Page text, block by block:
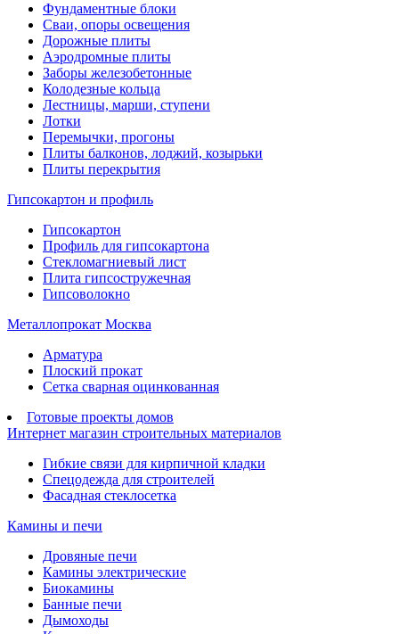
Фундаментные блоки
Сваи, опоры освещения
Дорожные плиты
Аэродромные плиты
Заборы железобетонные
Колодезные кольца
Лестницы, марши, ступени
Лотки
Перемычки, прогоны
Плиты балконов, лоджий, козырьки
Плиты перекрытия
Гипсокартон и профиль
Гипсокартон
Профиль для гипсокартона
Стекломагниевый лист
Плита гипсостружечная
Гипсоволокно
Металлопрокат Москва
Арматура
Плоский прокат
Сетка сварная оцинкованная
Готовые проекты домов
Интернет магазин строительных материалов
Гибкие связи для кирпичной кладки
Спецодежда для строителей
Фасадная стеклосетка
Камины и печи
Дровяные печи
Камины электрические
Биокамины
Банные печи
Дымоходы